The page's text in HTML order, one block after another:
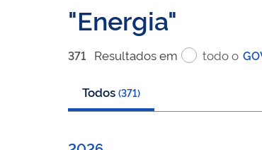
Energia
371 Resultadosem todo o
Todos (371)